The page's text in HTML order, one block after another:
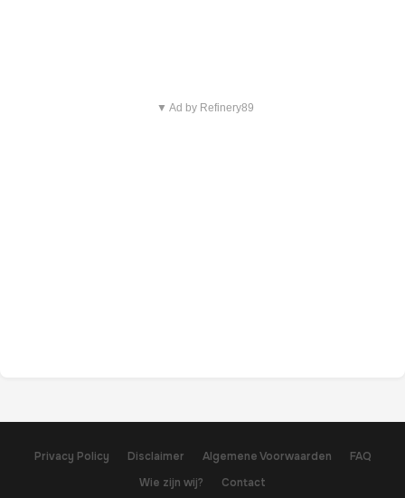
▼ Ad by Refinery89
Privacy Policy Disclaimer Algemene Voorwaarden
FAQ
Wie zijn wij?
Contact